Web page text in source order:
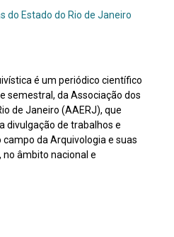
do Estado do Rio de Janeiro
é um periódico científico
semestral, da Associação dos
de Janeiro (AAERJ), que
divulgação de trabalhos e
da Arquivologia e suas
âmbito nacional e